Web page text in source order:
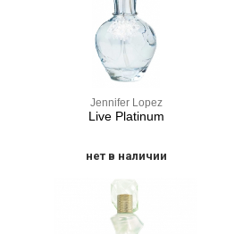
Jennifer Lopez
Live Platinum
нет в наличии